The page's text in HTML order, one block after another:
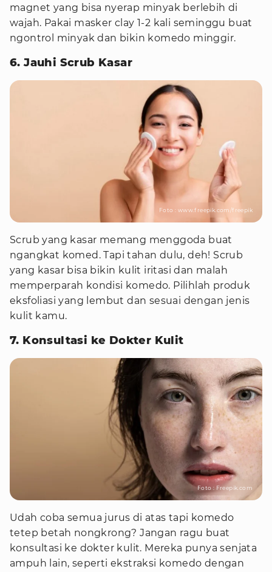
magnet yang bisa nyerap minyak berlebih di
wajah. Pakai masker clay 1-2 kali seminggu buat
ngontrol minyak dan bikin komedo minggir.
6. Jauhi Scrub Kasar
Foto : www.freepik.com/freepik
Scrub yang kasar memang menggoda buat
ngangkat komed. Tapi tahan dulu, deh! Scrub
yang kasar bisa bikin kulit iritasi dan malah
memperparah kondisi komedo. Pilihlah produk
eksfoliasi yang lembut dan sesuai dengan jenis
kulit kamu.
7. Konsultasi ke Dokter Kulit
Foto : Freepik.com
Udah coba semua jurus di atas tapi komedo
tetep betah nongkrong? Jangan ragu buat
konsultasi ke dokter kulit. Mereka punya senjata
ampuh lain, seperti ekstraksi komedo dengan